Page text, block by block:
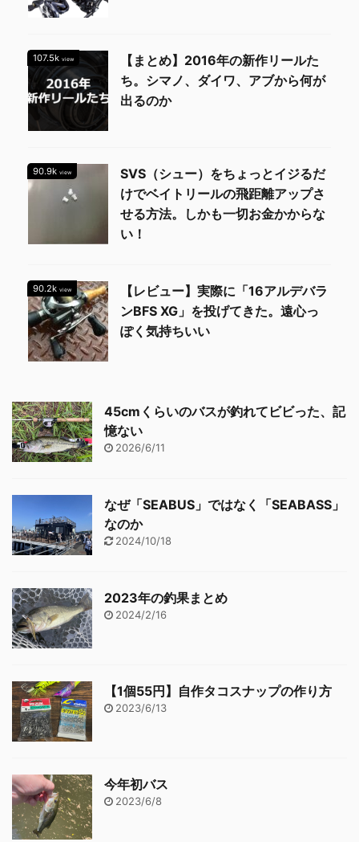
107.5k view
【まとめ】2016年の新作リールた
ち。シマノ、ダイワ、アブから何が
出るのか
90.9k view
SVS（シュー）をちょっとイジるだ
けでベイトリールの飛距離アップさ
せる方法。しかも一切お金かからな
い！
90.2k view
【レビュー】実際に「16アルデバラ
ンBFS XG」を投げてきた。遠心っ
ぽく気持ちいい
45cmくらいのバスが釣れてビビった、記
憶ない
2026/6/11
なぜ「SEABUS」ではなく「SEABASS」
なのか
2024/10/18
2023年の釣果まとめ
2024/2/16
【1個55円】自作タコスナップの作り方
2023/6/13
今年初バス
2023/6/8